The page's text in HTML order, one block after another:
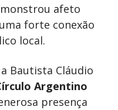
afeto
forte conexão
local.
a Bautista Cláudio
Argentino
presença